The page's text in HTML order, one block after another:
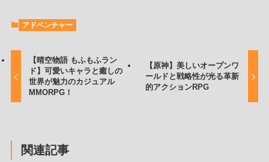
アドベンチャー
【晴空物語 もふもふラン
ド】可愛いキャラと癒しの
世界が魅力のカジュアル
MMORPG！
【原神】美しいオープンワ
ールドと戦略性が光る革新
的アクションRPG
関連記事